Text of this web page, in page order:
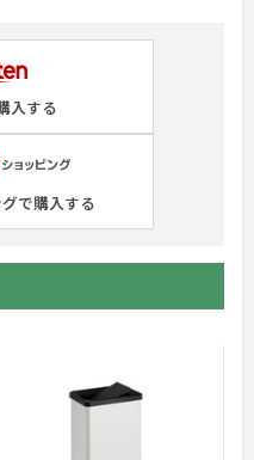
入する
で購入する